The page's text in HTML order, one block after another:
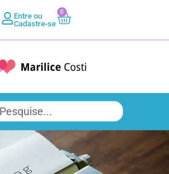
Entre ou
Cadastre-se
0